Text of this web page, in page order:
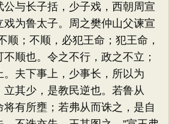
与长子括，少子戏，西朝周宣
为鲁太子。周之樊仲山父谏宣
顺；不顺，必犯王命；犯王命，
顺也。令之不行，政之不立；
夫下事上，少事长，所以为
立其少，是教民逆也。若鲁从
将有所壅；若弗从而诛之，是自